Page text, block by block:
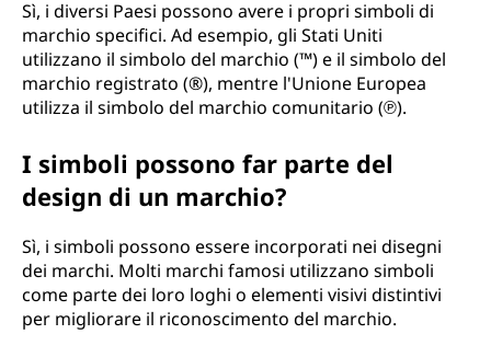
Sì, i diversi Paesi possono avere i propri simboli di
marchio specifici. Ad esempio, gli Stati Uniti
utilizzano il simbolo del marchio (™) e il simbolo del
marchio registrato (®), mentre l'Unione Europea
utilizza il simbolo del marchio comunitario (℗).
I simboli possono far parte del
design di un marchio?
Sì, i simboli possono essere incorporati nei disegni
dei marchi. Molti marchi famosi utilizzano simboli
come parte dei loro loghi o elementi visivi distintivi
per migliorare il riconoscimento del marchio.